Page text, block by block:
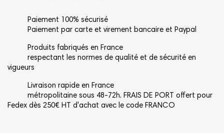
Paiement 100% sécurisé
Paiement par carte et virement bancaire et Paypal
Produits fabriqués en France
respectant les normes de qualité et de sécurité en
vigueurs
Livraison rapide en France
métropolitaine sous 48-72h. FRAIS DE PORT offert pour
Fedex dès 250€ HT d'achat avec le code FRANCO